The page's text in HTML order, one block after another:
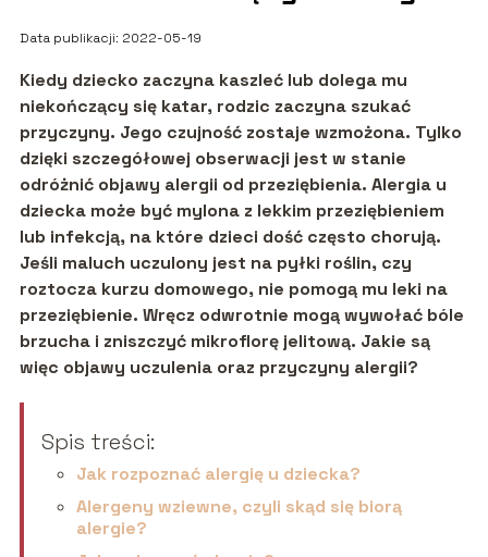
Data publikacji: 2022-05-19
Kiedy dziecko zaczyna kaszleć lub dolega mu
niekończący się katar, rodzic zaczyna szukać
przyczyny. Jego czujność zostaje wzmożona. Tylko
dzięki szczegółowej obserwacji jest w stanie
odróżnić objawy alergii od przeziębienia. Alergia u
dziecka może być mylona z lekkim przeziębieniem
lub infekcją, na które dzieci dośćczęsto chorują.
Jeśli maluch uczulony jest na pyłki roślin, czy
roztocza kurzu domowego, nie pomogą mu leki na
przeziębienie. Wręcz odwrotnie mogą wywołać bóle
brzucha i zniszczyć mikroflorę jelitową. Jakie są
więc objawy uczulenia oraz przyczyny alergii?
Spis treści:
Jak rozpoznać alergię u dziecka?
Alergeny wziewne, czyli skąd się biorą
alergie?